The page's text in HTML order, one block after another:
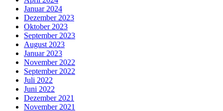
Januar 2024
Dezember 2023
Oktober 2023
September 2023
August 2023
Januar 2023
November 2022
September 2022
Juli 2022
Juni 2022
Dezember 2021
November 2021